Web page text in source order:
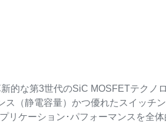
的な第3世代のSiC MOSFETテクノ
（静電容量）かつ優れたスイッチ
ケーション･パフォーマンスを全体